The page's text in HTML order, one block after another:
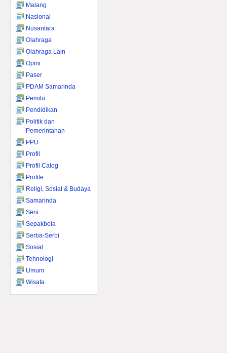
Malang
Nasional
Nusantara
Olahraga
Olahraga Lain
Opini
Paser
PDAM Samarinda
Pemilu
Pendidikan
Politik dan
Pemerintahan
PPU
Profil
Profil Calog
Profile
Religi, Sosial & Budaya
Samarinda
Seni
Sepakbola
Serba-Serbi
Sosial
Tehnologi
Umum
Wisata